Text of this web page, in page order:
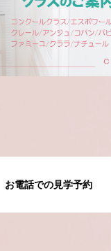
お電話での見学予約